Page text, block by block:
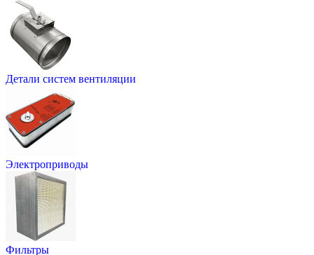
Детали систем вентиляции
Электроприводы
Фильтры